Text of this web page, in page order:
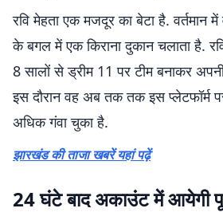
रवि मेहता एक मजदूर का बेटा है. वर्तमान
के बगल में एक किराना दुकान चलाता है.
8 सालों से ड्रीम 11 पर टीम बनाकर
इस दौरान वह अब तक तक इस प्लेटफॉर्म
अधिक गंवा चुका है.
झारखंड की ताजा खबरें यहां पढ़ें
24 घंटे बाद अकाउंट में आयेगी